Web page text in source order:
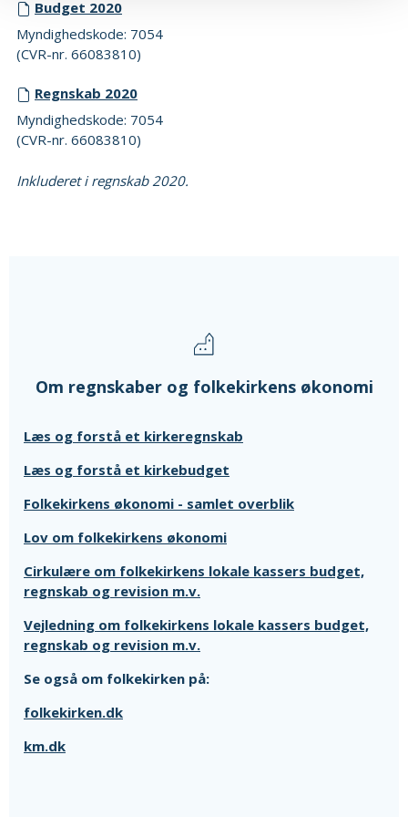
Budget 2020
Myndighedskode: 7054
(CVR-nr. 66083810)
Regnskab 2020
Myndighedskode: 7054
(CVR-nr. 66083810)
Inkluderet i regnskab 2020.
Om regnskaber og folkekirkens økonomi
Læs og forstå et kirkeregnskab
Læs og forstå et kirkebudget
Folkekirkens økonomi - samlet overblik
Lov om folkekirkens økonomi
Cirkulære om folkekirkens lokale kassers budget,
regnskab og revision m.v.
Vejledning om folkekirkens lokale kassers budget,
regnskab og revision m.v.
Se også om folkekirken på:
folkekirken.dk
km.dk